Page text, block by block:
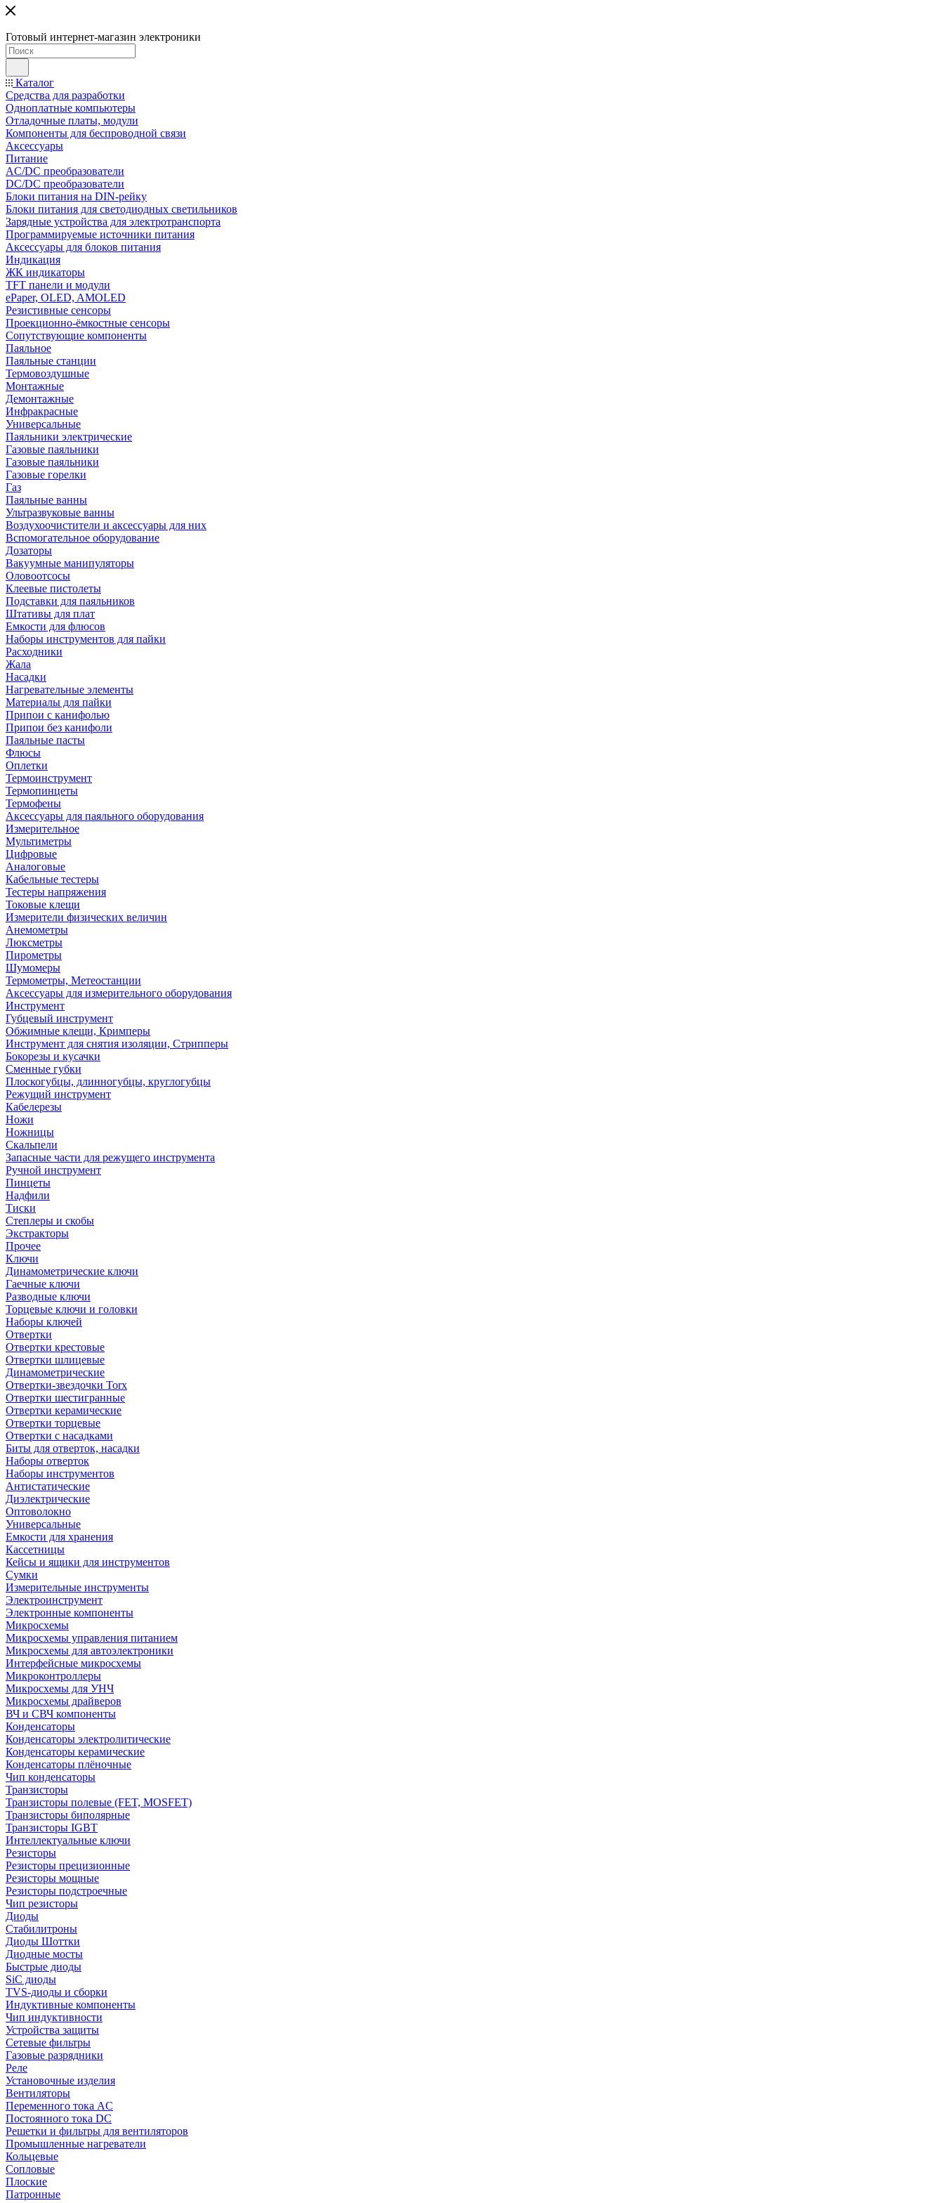
Готовый интернет-магазин электроники
Каталог
Средства для разработки
Одноплатные компьютеры
Отладочные платы, модули
Компоненты для беспроводной связи
Аксессуары
Питание
AC/DC преобразователи
DC/DC преобразователи
Блоки питания на DIN-рейку
Блоки питания для светодиодных светильников
Зарядные устройства для электротранспорта
Программируемые источники питания
Аксессуары для блоков питания
Индикация
ЖК индикаторы
TFT панели и модули
ePaper, OLED, AMOLED
Резистивные сенсоры
Проекционно-ёмкостные сенсоры
Сопутствующие компоненты
Паяльное
Паяльные станции
Термовоздушные
Монтажные
Демонтажные
Инфракрасные
Универсальные
Паяльники электрические
Газовые паяльники
Газовые паяльники
Газовые горелки
Газ
Паяльные ванны
Ультразвуковые ванны
Воздухоочистители и аксессуары для них
Вспомогательное оборудование
Дозаторы
Вакуумные манипуляторы
Оловоотсосы
Клеевые пистолеты
Подставки для паяльников
Штативы для плат
Емкости для флюсов
Наборы инструментов для пайки
Расходники
Жала
Насадки
Нагревательные элементы
Материалы для пайки
Припои с канифолью
Припои без канифоли
Паяльные пасты
Флюсы
Оплетки
Термоинструмент
Термопинцеты
Термофены
Аксессуары для паяльного оборудования
Измерительное
Мультиметры
Цифровые
Аналоговые
Кабельные тестеры
Тестеры напряжения
Токовые клещи
Измерители физических величин
Анемометры
Люксметры
Пирометры
Шумомеры
Термометры, Метеостанции
Аксессуары для измерительного оборудования
Инструмент
Губцевый инструмент
Обжимные клещи, Кримперы
Инструмент для снятия изоляции, Стрипперы
Бокорезы и кусачки
Сменные губки
Плоскогубцы, длинногубцы, круглогубцы
Режущий инструмент
Кабелерезы
Ножи
Ножницы
Скальпели
Запасные части для режущего инструмента
Ручной инструмент
Пинцеты
Надфили
Тиски
Степлеры и скобы
Экстракторы
Прочее
Ключи
Динамометрические ключи
Гаечные ключи
Разводные ключи
Торцевые ключи и головки
Наборы ключей
Отвертки
Отвертки крестовые
Отвертки шлицевые
Динамометрические
Отвертки-звездочки Torx
Отвертки шестигранные
Отвертки керамические
Отвертки торцевые
Отвертки с насадками
Биты для отверток, насадки
Наборы отверток
Наборы инструментов
Антистатические
Диэлектрические
Оптоволокно
Универсальные
Емкости для хранения
Кассетницы
Кейсы и ящики для инструментов
Сумки
Измерительные инструменты
Электроинструмент
Электронные компоненты
Микросхемы
Микросхемы управления питанием
Микросхемы для автоэлектроники
Интерфейсные микросхемы
Микроконтроллеры
Микросхемы для УНЧ
Микросхемы драйверов
ВЧ и СВЧ компоненты
Конденсаторы
Конденсаторы электролитические
Конденсаторы керамические
Конденсаторы плёночные
Чип конденсаторы
Транзисторы
Транзисторы полевые (FET, MOSFET)
Транзисторы биполярные
Транзисторы IGBT
Интеллектуальные ключи
Резисторы
Резисторы прецизионные
Резисторы мощные
Резисторы подстроечные
Чип резисторы
Диоды
Стабилитроны
Диоды Шоттки
Диодные мосты
Быстрые диоды
SiC диоды
TVS-диоды и сборки
Индуктивные компоненты
Чип индуктивности
Устройства защиты
Сетевые фильтры
Газовые разрядники
Реле
Установочные изделия
Вентиляторы
Переменного тока AC
Постоянного тока DC
Решетки и фильтры для вентиляторов
Промышленные нагреватели
Кольцевые
Сопловые
Плоские
Патронные